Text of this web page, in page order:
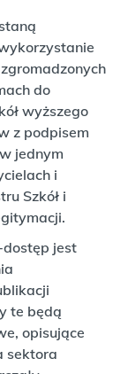
do
wyższego
z podpisem
jednym
i
Szkół i
dostęp jest
te będą
opisujące
sektora